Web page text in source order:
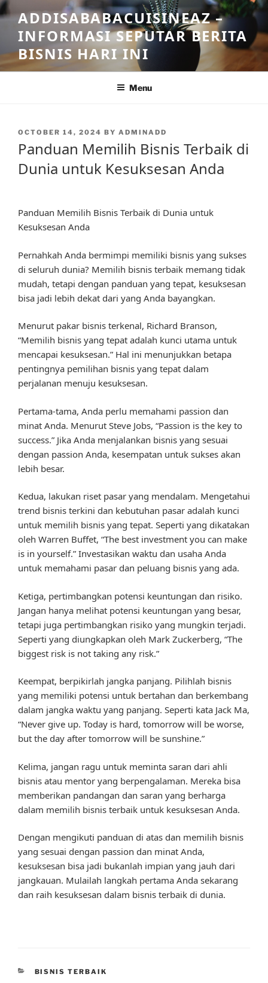
Skip
to
content
ADDISABABACUISINEAZ –
INFORMASI SEPUTAR BERITA
BISNIS HARI INI
Menu
POSTED
OCTOBER 14, 2024 BY ADMINADD
Panduan Memilih Bisnis Terbaik di
Dunia untuk Kesuksesan Anda
Panduan Memilih Bisnis Terbaik di Dunia untuk
Kesuksesan Anda
Pernahkah Anda bermimpi memiliki bisnis yang sukses
di seluruh dunia? Memilih bisnis terbaik memang tidak
mudah, tetapi dengan panduan yang tepat, kesuksesan
bisa jadi lebih dekat dari yang Anda bayangkan.
Menurut pakar bisnis terkenal, Richard Branson,
“Memilih bisnis yang tepat adalah kunci utama untuk
mencapai kesuksesan.” Hal ini menunjukkan betapa
pentingnya pemilihan bisnis yang tepat dalam
perjalanan menuju kesuksesan.
Pertama-tama, Anda perlu memahami passion dan
minat Anda. Menurut Steve Jobs, “Passion is the key to
success.” Jika Anda menjalankan bisnis yang sesuai
dengan passion Anda, kesempatan untuk sukses akan
lebih besar.
Kedua, lakukan riset pasar yang mendalam. Mengetahui
trend bisnis terkini dan kebutuhan pasar adalah kunci
untuk memilih bisnis yang tepat. Seperti yang dikatakan
oleh Warren Buffet, “The best investment you can make
is in yourself.” Investasikan waktu dan usaha Anda
untuk memahami pasar dan peluang bisnis yang ada.
Ketiga, pertimbangkan potensi keuntungan dan risiko.
Jangan hanya melihat potensi keuntungan yang besar,
tetapi juga pertimbangkan risiko yang mungkin terjadi.
Seperti yang diungkapkan oleh Mark Zuckerberg, “The
biggest risk is not taking any risk.”
Keempat, berpikirlah jangka panjang. Pilihlah bisnis
yang memiliki potensi untuk bertahan dan berkembang
dalam jangka waktu yang panjang. Seperti kata Jack Ma,
“Never give up. Today is hard, tomorrow will be worse,
but the day after tomorrow will be sunshine.”
Kelima, jangan ragu untuk meminta saran dari ahli
bisnis atau mentor yang berpengalaman. Mereka bisa
memberikan pandangan dan saran yang berharga
dalam memilih bisnis terbaik untuk kesuksesan Anda.
Dengan mengikuti panduan di atas dan memilih bisnis
yang sesuai dengan passion dan minat Anda,
kesuksesan bisa jadi bukanlah impian yang jauh dari
jangkauan. Mulailah langkah pertama Anda sekarang
dan raih kesuksesan dalam bisnis terbaik di dunia.
CATEGORIES
BISNIS TERBAIK